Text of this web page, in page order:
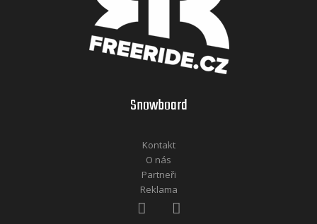
Snowboard
Kontakt
O nás
Partneři
Reklama